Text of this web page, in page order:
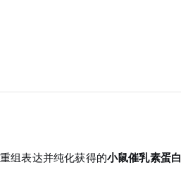
组表达并纯化获得的小鼠催乳素蛋白